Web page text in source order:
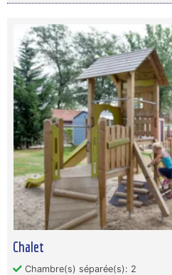
Chalet
Chambre(s) séparée(s): 2